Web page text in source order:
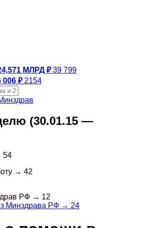
МЛРД ₽ 39 799
006 ₽ 2154
(30.01.15 —
54
→ 42
РФ → 12
Минздрава РФ → 24